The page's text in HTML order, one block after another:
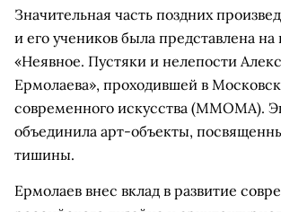
Значительная часть поздних
и его учеников была представлена на
«Неявное. Пустяки и нелепости
Ермолаева», проходившей в
современного искусства (ММОМА).
объединила арт-объекты,
тишины.
Ермолаев внес вклад в развитие